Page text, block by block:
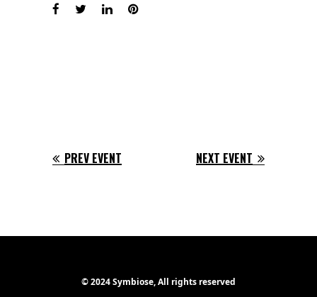
PREV EVENT NEXT EVENT
© 2024 Symbiose, All rights reserved